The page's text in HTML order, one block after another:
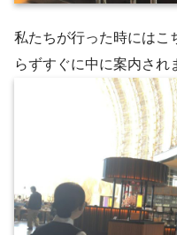
私たちが行った時にはこ
らずすぐに中に案内され